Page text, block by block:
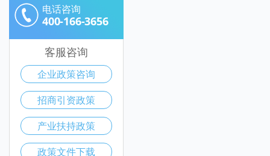
电话咨询
400-166-3656
客服咨询
企业政策咨询
招商引资政策
产业扶持政策
政策文件下载